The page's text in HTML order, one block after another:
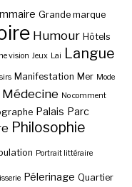
Grande marque
Humour Hôtels
vision Jeux Lai Langue
Manifestation Mer Mode
Médecine No comment
Palais Parc
Philosophie
Portrait littéraire
Pélerinage Quartier